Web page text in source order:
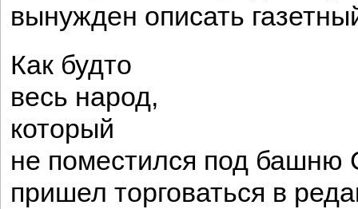
вынужден описать
Как будто
весь народ,
который
не поместился под башню
пришел торговаться в